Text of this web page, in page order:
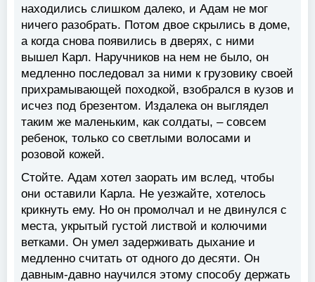
находились слишком далеко, и Адам не мог
ничего разобрать. Потом двое скрылись в доме,
а когда снова появились в дверях, с ними
вышел Карл. Наручников на нем не было, он
медленно последовал за ними к грузовику своей
прихрамывающей походкой, взобрался в кузов и
исчез под брезентом. Издалека он выглядел
таким же маленьким, как солдаты, – совсем
ребенок, только со светлыми волосами и
розовой кожей.
Стойте. Адам хотел заорать им вслед, чтобы
они оставили Карла. Не уезжайте, хотелось
крикнуть ему. Но он промолчал и не двинулся с
места, укрытый густой листвой и колючими
ветками. Он умел задерживать дыхание и
медленно считать от одного до десяти. Он
давным-давно научился этому способу держать